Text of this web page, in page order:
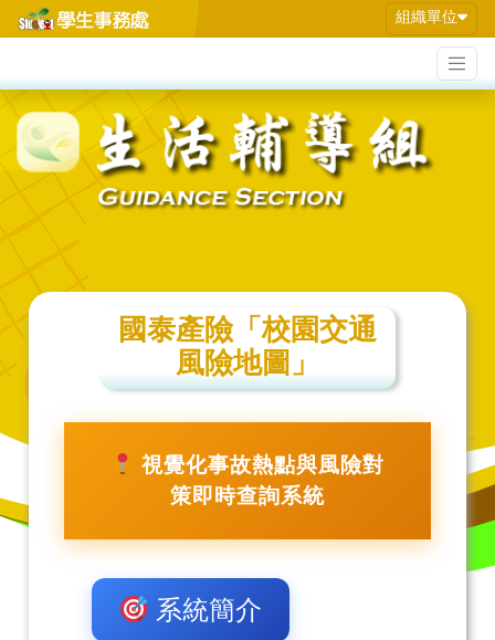
組織單位
國泰產險「校園交通
風險地圖」
視覺化事故熱點與風險對
策即時查詢系統
系統簡介